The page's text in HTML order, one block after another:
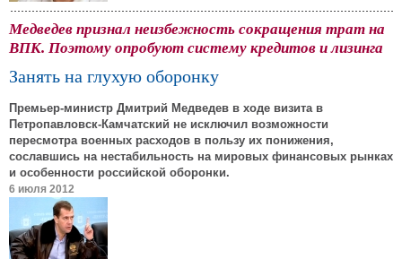
Медведев признал неизбежность сокращения трат на
ВПК. Поэтому опробуют систему кредитов и лизинга
Занять на глухую оборонку
Премьер-министр Дмитрий Медведев в ходе визита в
Петропавловск-Камчатский не исключил возможности
пересмотра военных расходов в пользу их понижения,
сославшись на нестабильность на мировых финансовых рынках
и особенности российской оборонки.
6 июля 2012